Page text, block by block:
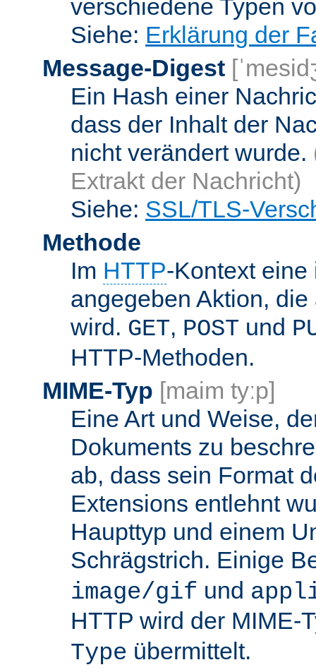
verschiedene Typen
Siehe: Erklärung der
Message-Digest
Ein Hash einer
dass der Inhalt der
nicht verändert wurde.
Extrakt der Nachricht)
Siehe: SSL/TLS-
Methode
Im HTTP-Kontext eine
angegeben Aktion,
wird. GET, POST und
HTTP-Methoden.
MIME-Typ [maim tyːp]
Eine Art und Weise,
Dokuments zu
ab, dass sein Format
Extensions entlehnt
Haupttyp und einem
Schrägstrich. Einige
image/gif und
HTTP wird der MIME-
Type übermittelt.